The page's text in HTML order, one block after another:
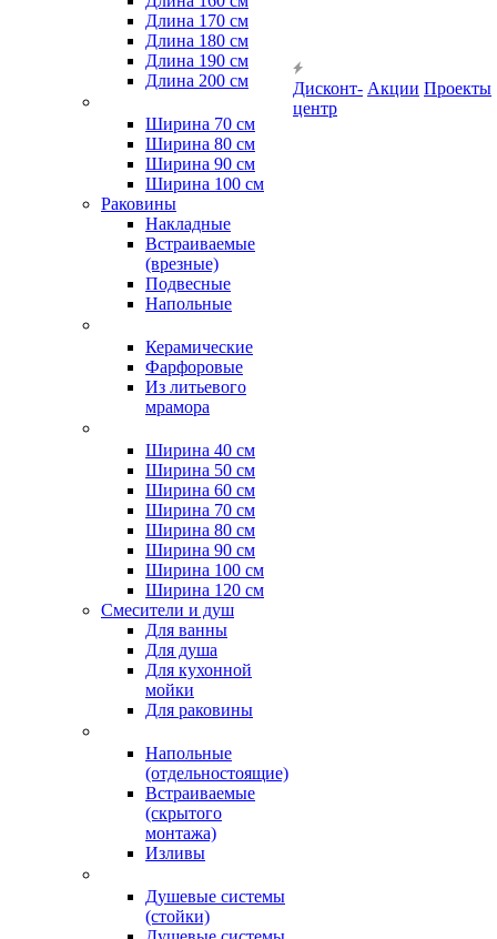
Длина 170 см
Длина 180 см
Длина 190 см
Длина 200 см
Ширина 70 см
Ширина 80 см
Ширина 90 см
Ширина 100 см
Раковины
Накладные
Встраиваемые
(врезные)
Подвесные
Напольные
Керамические
Фарфоровые
Из литьевого
мрамора
Ширина 40 см
Ширина 50 см
Ширина 60 см
Ширина 70 см
Ширина 80 см
Ширина 90 см
Ширина 100 см
Ширина 120 см
Смесители и душ
Для ванны
Для душа
Для кухонной
мойки
Для раковины
Напольные
(отдельностоящие)
Встраиваемые
(скрытого
монтажа)
Изливы
Душевые системы
(стойки)
Дисконт-
центр
Акции Проекты